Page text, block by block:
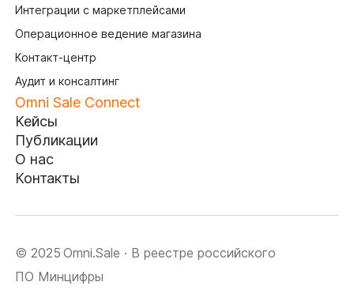
Интеграции с маркетплейсами
Операционное ведение магазина
Контакт-центр
Аудит и консалтинг
Omni Sale Connect
Кейсы
Публикации
О нас
Контакты
© 2025 Omni.Sale · В реестре российского
ПО Минцифры